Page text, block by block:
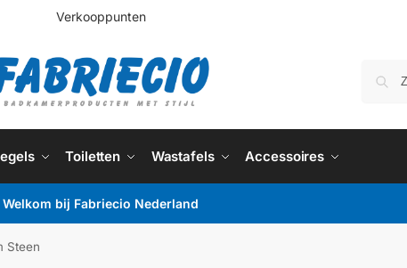
Verkooppunten
Toiletten Wastafels Accessoires
Welkom bij Fabriecio Nederland
Steen